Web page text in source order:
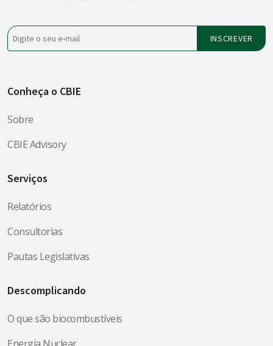
Conheça o CBIE
Sobre
CBIE Advisory
Serviços
Relatórios
Consultorias
Pautas Legislativas
Descomplicando
O que são biocombustíveis